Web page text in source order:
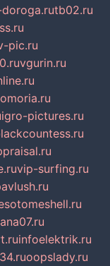
tb02.ru
pic.ru
vgurin.ru
igro-pictures.ru
vip-surfing.ru
infoelektrik.ru
oopslady.ru